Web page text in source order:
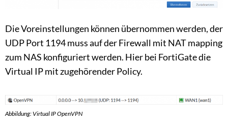
Die Voreinstellungen können übernommen werden, der
UDP Port 1194 muss auf der Firewall mit NAT mapping
zum NAS konfiguriert werden. Hier bei FortiGate die
Virtual IP mit zugehörender Policy.
Abbildung: Virtual IP OpenVPN